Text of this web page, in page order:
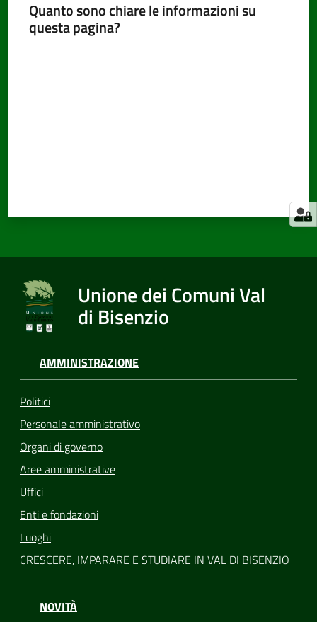
Quanto sono chiare le informazioni su
questa pagina?
Unione dei Comuni Val
di Bisenzio
AMMINISTRAZIONE
Politici
Personale amministrativo
Organi di governo
Aree amministrative
Uffici
Enti e fondazioni
Luoghi
CRESCERE, IMPARARE E STUDIARE IN VAL DI BISENZIO
NOVITÀ